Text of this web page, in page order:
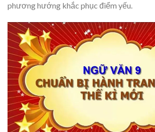
phương hướng khắc phục điểm yếu.